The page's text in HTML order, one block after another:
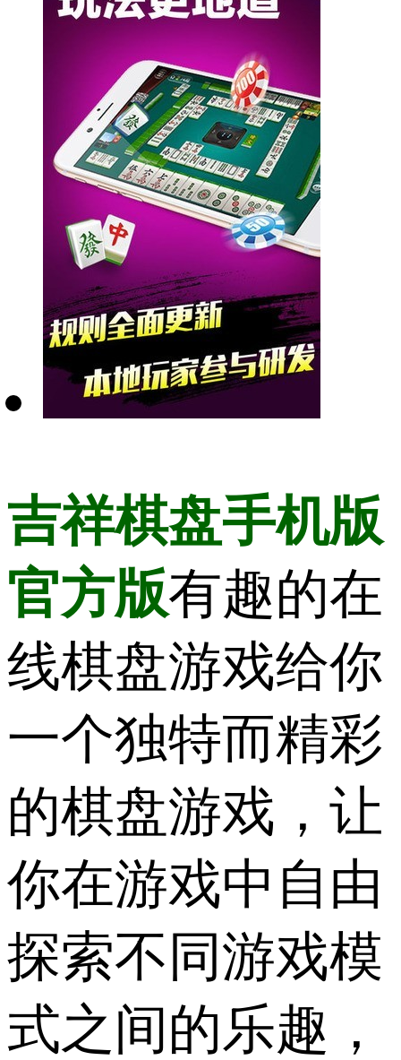
吉祥棋盘手机版
官方版有趣的在
线棋盘游戏给你
一个独特而精彩
的棋盘游戏，让
你在游戏中自由
探索不同游戏模
式之间的乐趣，